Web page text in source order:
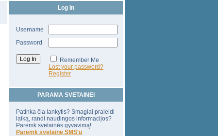
Log In
Username
Password
Remember Me
Lost your password?
Register
PARAMA SVETAINEI
Patinka čia lankytis? Smagiai praleidi
laiką, randi naudingos informacijos?
Paremk svetainės gyvavimą!
Paremk svetainę SMS'u